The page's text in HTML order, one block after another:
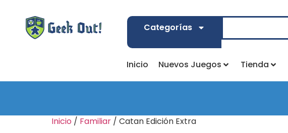
Categorías
Inicio Nuevos Juegos Tienda
Inicio / Familiar / Catan Edición Extra